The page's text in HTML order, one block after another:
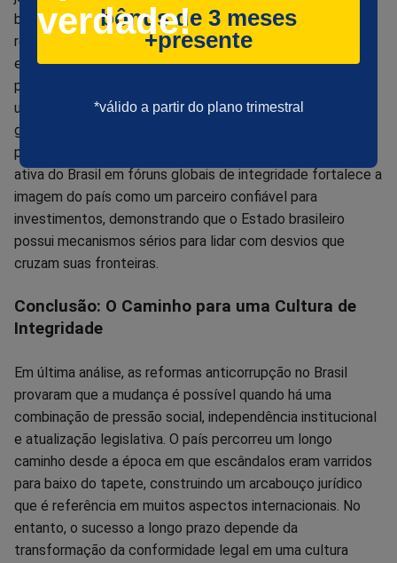
verdade!
bônus de 3 meses
+presente
*válido a partir do plano trimestral
brasileiros conseguiram repatriar centenas de milhões de
reais que estavam escondidos em contas secretas no
exterior. A troca de inteligência financeira entre países
permite mapear a rede de laranjas e empresas de fachada
utilizadas pelas organizações criminosas. Essa integração
global dificulta que criminosos financeiros encontrem
portos seguros para seus ativos ilícitos. A participação
ativa do Brasil em fóruns globais de integridade fortalece a
imagem do país como um parceiro confiável para
investimentos, demonstrando que o Estado brasileiro
possui mecanismos sérios para lidar com desvios que
cruzam suas fronteiras.
Conclusão: O Caminho para uma Cultura de
Integridade
Em última análise, as reformas anticorrupção no Brasil
provaram que a mudança é possível quando há uma
combinação de pressão social, independência institucional
e atualização legislativa. O país percorreu um longo
caminho desde a época em que escândalos eram varridos
para baixo do tapete, construindo um arcabouço jurídico
que é referência em muitos aspectos internacionais. No
entanto, o sucesso a longo prazo depende da
transformação da conformidade legal em uma cultura